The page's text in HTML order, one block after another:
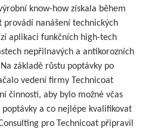
know-how získala během
provádí nanášení technických
aplikaci funkčních high-tech
nepřilnavých a antikorozních
základě růstu poptávky po
vedení firmy Technicoat
činností, aby bylo možné včas
a co nejlépe kvalifikovat
pro Technicoat připravil